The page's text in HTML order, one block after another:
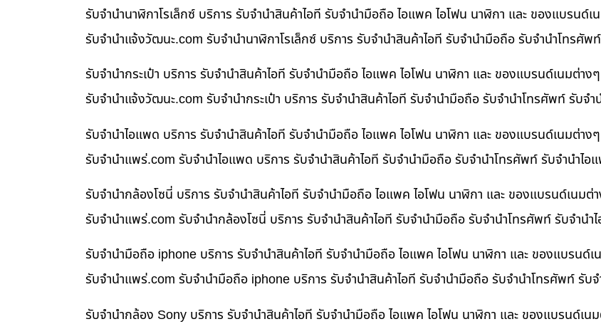
รับจำนำนาฬิกาโรเล็กซ์ บริการ รับจำนำสินค้าไอที รับจำนำมือถือ ไอแพค ไอโฟน นาฬิกา และ ของแบรนด์เ
รับจํานําแจ้งวัฒนะ.com รับจำนำนาฬิกาโรเล็กซ์ บริการ รับจำนำสินค้าไอที รับจำนำมือถือ รับจำนำโทรศัพ
รับจำนำกระเป๋า บริการ รับจำนำสินค้าไอที รับจำนำมือถือ ไอแพค ไอโฟน นาฬิกา และ ของแบรนด์เนมต่างๆ
รับจํานําแจ้งวัฒนะ.com รับจำนำกระเป๋า บริการ รับจำนำสินค้าไอที รับจำนำมือถือ รับจำนำโทรศัพท์ รับจ
รับจำนำไอแพด บริการ รับจำนำสินค้าไอที รับจำนำมือถือ ไอแพค ไอโฟน นาฬิกา และ ของแบรนด์เนมต่างๆ
รับจํานําแพร่.com รับจำนำไอแพด บริการ รับจำนำสินค้าไอที รับจำนำมือถือ รับจำนำโทรศัพท์ รับจำนำไ
รับจำนำกล้องโซนี่ บริการ รับจำนำสินค้าไอที รับจำนำมือถือ ไอแพค ไอโฟน นาฬิกา และ ของแบรนด์เนมต่
รับจํานําแพร่.com รับจำนำกล้องโซนี่ บริการ รับจำนำสินค้าไอที รับจำนำมือถือ รับจำนำโทรศัพท์ รับจำนำ
รับจำนำมือถือ iphone บริการ รับจำนำสินค้าไอที รับจำนำมือถือ ไอแพค ไอโฟน นาฬิกา และ ของแบรนด์เ
รับจํานําแพร่.com รับจำนำมือถือ iphone บริการ รับจำนำสินค้าไอที รับจำนำมือถือ รับจำนำโทรศัพท์ รับ
รับจำนำกล้อง Sony บริการ รับจำนำสินค้าไอที รับจำนำมือถือ ไอแพค ไอโฟน นาฬิกา และ ของแบรนด์เน